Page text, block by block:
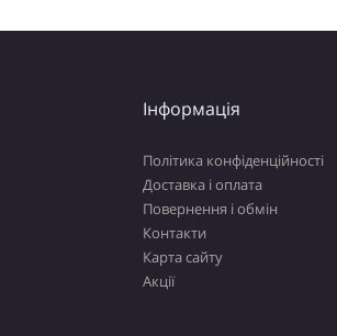
Інформація
Політика конфіденційності
Доставка і оплата
Повернення і обмін
Контакти
Карта сайту
Акції